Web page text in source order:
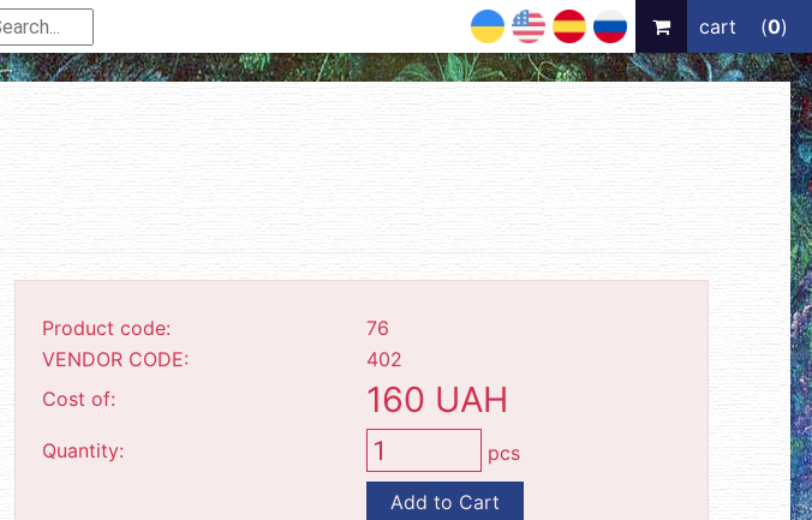
cart (0)
UA EN ES RU
Product code:
76
VENDOR CODE:
402
Cost of:
160 UAH
Quantity: pcs
Add to Cart